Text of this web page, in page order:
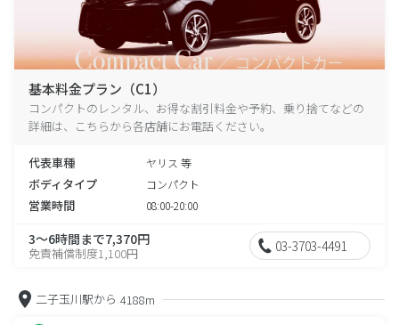
基本料金プラン（C1）
コンパクトのレンタル、お得な割引料金や予約、乗り捨てなどの
詳細は、こちらから各店舗にお電話ください。
代表車種 ヤリス 等
ボディタイプ コンパクト
営業時間 08:00-20:00
3～6時間まで7,370円
免責補償制度1,100円 03-3703-4491
二子玉川駅から 4188m